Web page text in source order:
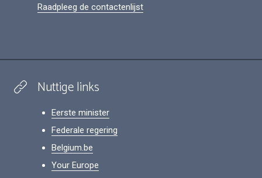
Raadpleeg de contactenlijst
Nuttige links
Eerste minister
Federale regering
Belgium.be
Your Europe